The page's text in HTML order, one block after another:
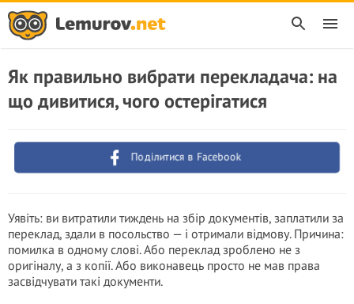
Як правильно вибрати перекладача: на
що дивитися, чого остерігатися
Поділитися в Facebook
Уявіть: ви витратили тиждень на збір документів, заплатили за
переклад, здали в посольство — і отримали відмову. Причина:
помилка в одному слові. Або переклад зроблено не з
оригіналу, а з копії. Або виконавець просто не мав права
засвідчувати такі документи.